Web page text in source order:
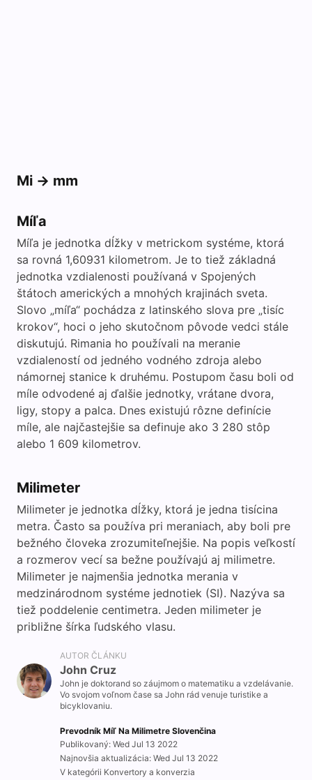
Mi -> mm
Míľa
Míľa je jednotka dĺžky v metrickom systéme, ktorá
sa rovná 1,60931 kilometrom. Je to tiež základná
jednotka vzdialenosti používaná v Spojených
štátoch amerických a mnohých krajinách sveta.
Slovo „míľa“ pochádza z latinského slova pre „tisíc
krokov“, hoci o jeho skutočnom pôvode vedci stále
diskutujú. Rimania ho používali na meranie
vzdialeností od jedného vodného zdroja alebo
námornej stanice k druhému. Postupom času boli od
míle odvodené aj ďalšie jednotky, vrátane dvora,
ligy, stopy a palca. Dnes existujú rôzne definície
míle, ale najčastejšie sa definuje ako 3 280 stôp
alebo 1 609 kilometrov.
Milimeter
Milimeter je jednotka dĺžky, ktorá je jedna tisícina
metra. Často sa používa pri meraniach, aby boli pre
bežného človeka zrozumiteľnejšie. Na popis veľkostí
a rozmerov vecí sa bežne používajú aj milimetre.
Milimeter je najmenšia jednotka merania v
medzinárodnom systéme jednotiek (SI). Nazýva sa
tiež poddelenie centimetra. Jeden milimeter je
približne šírka ľudského vlasu.
AUTOR ČLÁNKU
John Cruz
John je doktorand so záujmom o matematiku a vzdelávanie.
Vo svojom voľnom čase sa John rád venuje turistike a
bicyklovaniu.
Prevodník Míľ Na Milimetre Slovenčina
Publikovaný: Wed Jul 13 2022
Najnovšia aktualizácia: Wed Jul 13 2022
V kategórii Konvertory a konverzia